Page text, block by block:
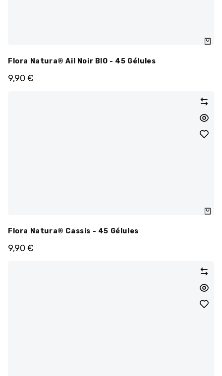
Flora Natura® Ail Noir BIO - 45 Gélules
9,90 €
Flora Natura® Cassis - 45 Gélules
9,90 €